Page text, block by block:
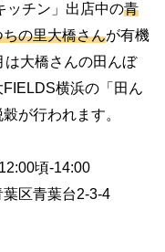
ッチン」出店中の青
の里大橋さんが有機
大橋さんの田んぼ
横浜の「田ん
が行われます。
頃-14:00
区青葉台2-3-4